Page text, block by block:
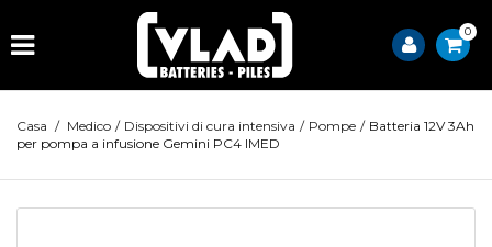
0
Casa / Medico / Dispositivi di cura intensiva / Pompe / Batteria 12V 3Ah
per pompa a infusione Gemini PC4 IMED